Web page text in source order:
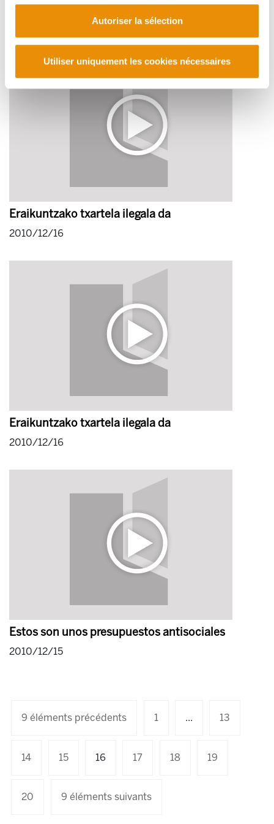
Autoriser la sélection
Utiliser uniquement les cookies nécessaires
solución?
Eraikuntzako txartela ilegala da
2010/12/16
Eraikuntzako txartela ilegala da
2010/12/16
Estos son unos presupuestos antisociales
2010/12/15
9 éléments précédents 1 ... 13
14 15 16 17 18 19
20 9 éléments suivants